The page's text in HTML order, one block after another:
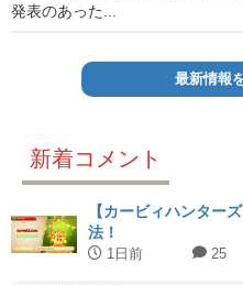
発表のあった...
最新情報
新着コメント
【カービィハンター
法！
1日前 25